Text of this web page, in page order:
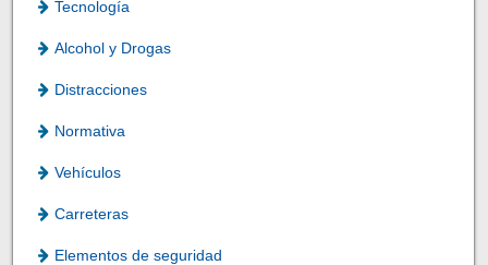
Tecnología
Alcohol y Drogas
Distracciones
Normativa
Vehículos
Carreteras
Elementos de seguridad